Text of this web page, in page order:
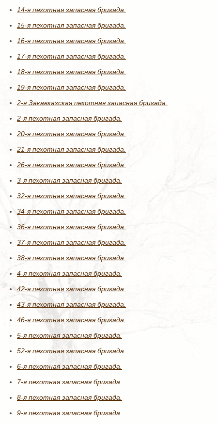
14-я пехотная запасная бригада.
15-я пехотная запасная бригада.
16-я пехотная запасная бригада.
17-я пехотная запасная бригада.
18-я пехотная запасная бригада.
19-я пехотная запасная бригада.
2-я Закавказская пехотная запасная бригада.
2-я пехотная запасная бригада.
20-я пехотная запасная бригада.
21-я пехотная запасная бригада.
26-я пехотная запасная бригада.
3-я пехотная запасная бригада.
32-я пехотная запасная бригада.
34-я пехотная запасная бригада.
36-я пехотная запасная бригада.
37-я пехотная запасная бригада.
38-я пехотная запасная бригада.
4-я пехотная запасная бригада.
42-я пехотная запасная бригада.
43-я пехотная запасная бригада.
46-я пехотная запасная бригада.
5-я пехотная запасная бригада.
52-я пехотная запасная бригада.
6-я пехотная запасная бригада.
7-я пехотная запасная бригада.
8-я пехотная запасная бригада.
9-я пехотная запасная бригада.